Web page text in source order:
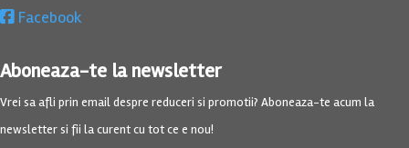
Facebook
Aboneaza-te la newsletter
Vrei sa afli prin email despre reduceri si promotii? Aboneaza-te acum la
newsletter si fii la curent cu tot ce e nou!